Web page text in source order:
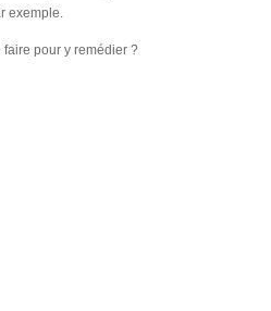
exemple.
pour y remédier ?